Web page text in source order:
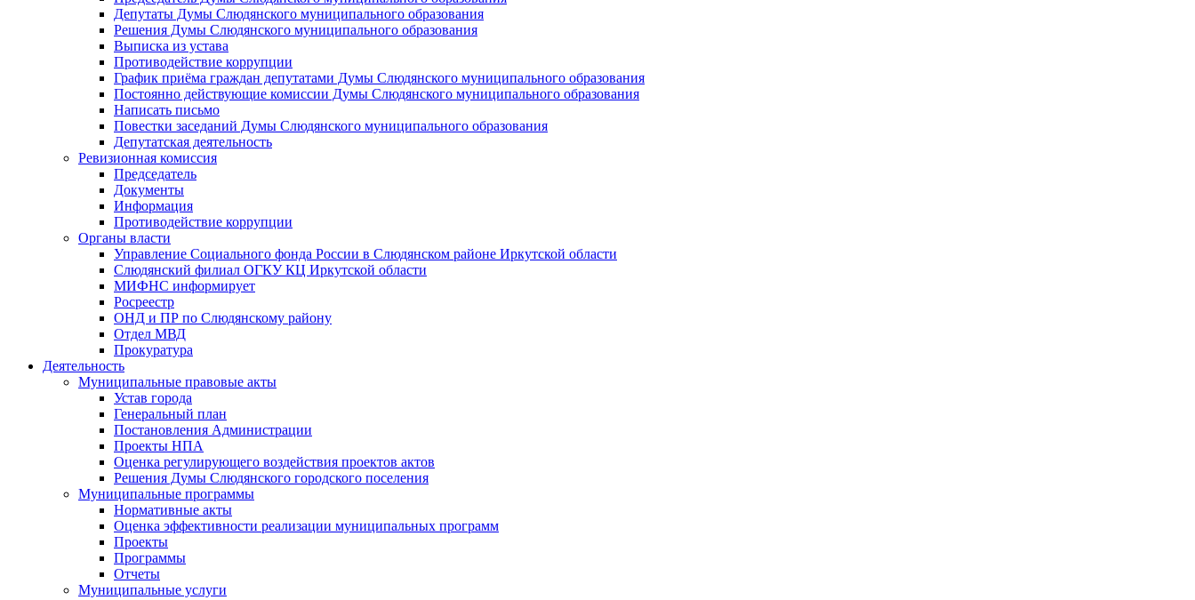
Депутаты Думы Слюдянского муниципального образования
Решения Думы Слюдянского муниципального образования
Выписка из устава
Противодействие коррупции
График приёма граждан депутатами Думы Слюдянского муниципального образования
Постоянно действующие комиссии Думы Слюдянского муниципального образования
Написать письмо
Повестки заседаний Думы Слюдянского муниципального образования
Депутатская деятельность
Ревизионная комиссия
Председатель
Документы
Информация
Противодействие коррупции
Органы власти
Управление Социального фонда России в Слюдянском районе Иркутской области
Слюдянский филиал ОГКУ КЦ Иркутской области
МИФНС информирует
Росреестр
ОНД и ПР по Слюдянскому району
Отдел МВД
Прокуратура
Деятельность
Муниципальные правовые акты
Устав города
Генеральный план
Постановления Администрации
Проекты НПА
Оценка регулирующего воздействия проектов актов
Решения Думы Слюдянского городского поселения
Муниципальные программы
Нормативные акты
Оценка эффективности реализации муниципальных программ
Проекты
Программы
Отчеты
Муниципальные услуги